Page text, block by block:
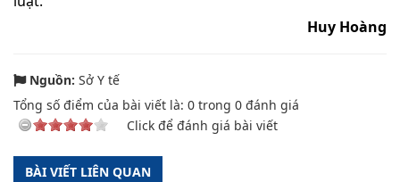
Huy Hoàng
Nguồn: Sở Y tế
Tổng số điểm của bài viết là: 0 trong 0 đánh giá
Click để đánh giá bài viết
BÀI VIẾT LIÊN QUAN